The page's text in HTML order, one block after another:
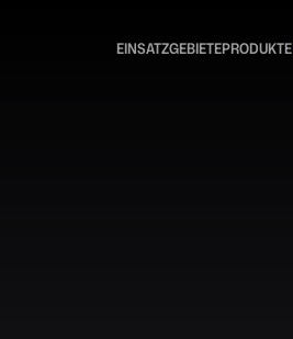
EINSATZGEBIETEPRODUKTE